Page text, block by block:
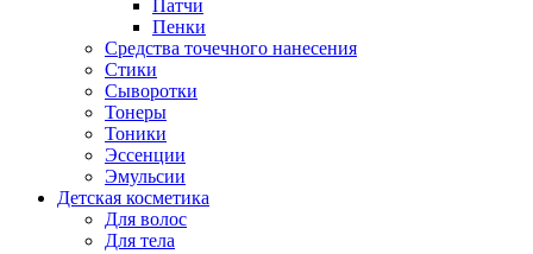
Патчи
Пенки
Средства точечного нанесения
Стики
Сыворотки
Тонеры
Тоники
Эссенции
Эмульсии
Детская косметика
Для волос
Для тела